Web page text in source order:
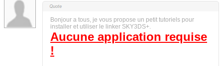
Bonjour a tous, je vous propose un petit tutoriels pour
installer et utiliser le linker SKY3DS+.
Aucune application requise
!